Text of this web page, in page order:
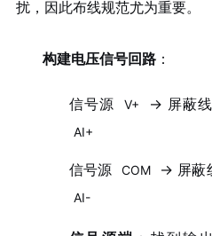
扰，因此布线规范尤为重要。
构建电压信号回路：
信号源 V+ → 屏蔽线
AI+
信号源 COM → 屏蔽
AI-